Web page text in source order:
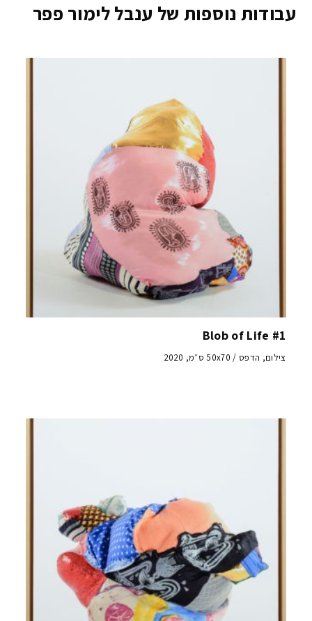
עבודות נוספות של ענבל לימור פפר
Blob of Life #1
צילום, הדפס / 50x70 ס״מ, 2020